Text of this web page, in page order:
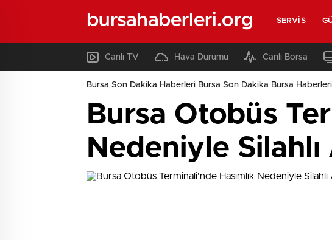
bursahaberleri.org SERVIS
Canlı TV Hava Durumu Canlı Borsa
Bursa Son Dakika Haberleri Bursa Son Dakika Bursa Haberleri
Bursa Otobüs
Nedeniyle Silahlı